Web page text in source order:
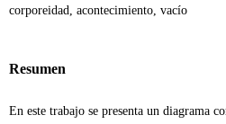
corporeidad, acontecimiento, vacío
Resumen
En este trabajo se presenta un diagrama